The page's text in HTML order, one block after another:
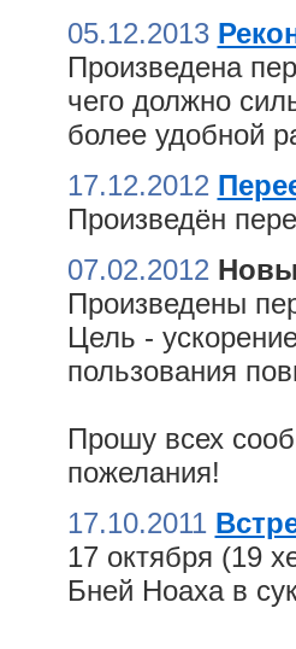
05.12.2013
Произведена
чего должно
более удобной
17.12.2012
Произведён
07.02.2012
Произведены
Цель -
пользования
Прошу всех
пожелания!
17.10.2011
17 октября (19
Бней Ноаха в